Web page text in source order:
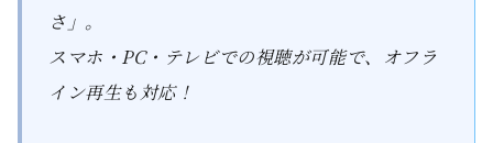
さ」。
スマホ・PC・テレビでの視聴が可能で、オフラ
イン再生も対応！